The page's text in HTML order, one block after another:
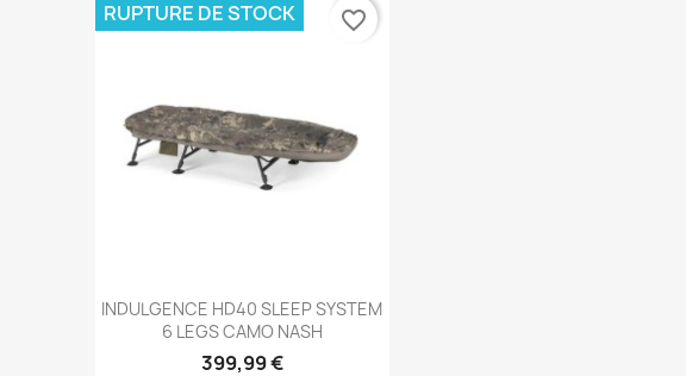
Aperçu rapide
INDULGENCE HD40 SLEEP SYSTEM
6 LEGS CAMO NASH
399,99 €
RUPTURE DE STOCK favorite_border